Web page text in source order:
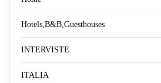
Hotels,B&B,Guesthouses
INTERVISTE
ITALIA